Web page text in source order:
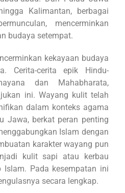
Kalimantan, berbagai
mencerminkan
budaya setempat.
kekayaan budaya
Cerita-cerita epik Hindu-
dan Mahabharata,
ini. Wayang kulit telah
dalam konteks agama
Jawa, berkat peran penting
Islam dengan
karakter wayang pun
kulit sapi atau kerbau
Pada kesempatan ini
secara lengkap.